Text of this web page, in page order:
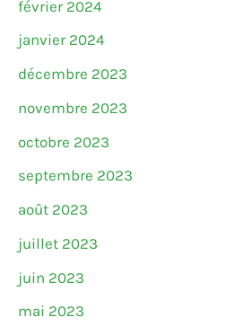
février 2024
janvier 2024
décembre 2023
novembre 2023
octobre 2023
septembre 2023
août 2023
juillet 2023
juin 2023
mai 2023